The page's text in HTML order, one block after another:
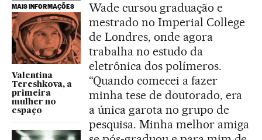
MAIS INFORMAÇÕES
Valentina
Tereshkova, a
primeira
mulher no
espaço
Wade cursou graduação e
mestrado no Imperial College
de Londres, onde agora
trabalha no estudo da
eletrônica dos polímeros.
“Quando comecei a fazer
minha tese de doutorado, era
a única garota no grupo de
pesquisa. Minha melhor amiga